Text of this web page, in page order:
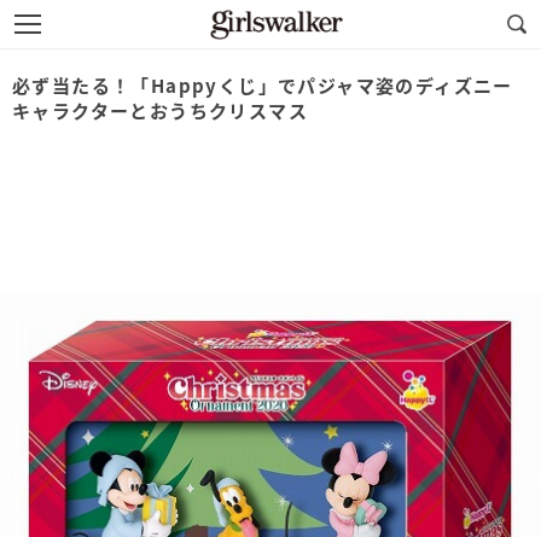
必ず当たる！「Happyくじ」でパジャマ姿のディズニー
キャラクターとおうちクリスマス